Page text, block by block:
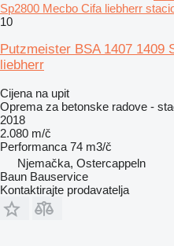
Sp2800 Mecbo Cifa liebherr
10
Putzmeister BSA 1407 1409
liebherr
Cijena na upit
Oprema za betonske radove -
2018
2.080 m/č
Performanca 74 m3/č
Njemačka, Ostercappeln
Baun Bauservice
Kontaktirajte prodavatelja